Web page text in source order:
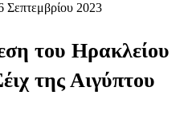
Σεπτεμβρίου 2023
του Ηρακλείου
της Αιγύπτου